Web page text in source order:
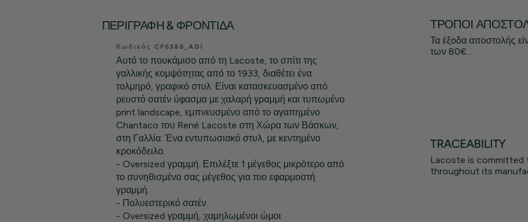
ΠΕΡΙΓΡΑΦΉ & ΦΡΟΝΤΊΔΑ
Κωδικός CF6386_ADI
Αυτό το πουκάμισο από τη Lacoste, το σπίτι της
γαλλικής κομψότητας από το 1933, διαθέτει ένα
τολμηρό, γραφικό στυλ. Είναι κατασκευασμένο από
ρευστό σατέν ύφασμα με χαλαρή γραμμή και τυπωμένο
print landscape, εμπνευσμένο από το αγαπημένο
Chantaco του René Lacoste στη Χώρα των Βάσκων,
στη Γαλλία. Ένα εντυπωσιακό στυλ, με κεντημένο
κροκόδειλο.
- Oversized γραμμή. Επιλέξτε 1 μέγεθος μικρότερο από
το συνηθισμένο σας μέγεθος για πιο εφαρμοστή
γραμμή.
- Πολυεστερικό σατέν.
- Oversized γραμμή, χαμηλωμένοι ώμοι.
ΤΡΌΠΟΙ
Τα έξοδα αποστολής
των 80€...
TRACEABILITY
Lacoste is
throughout its